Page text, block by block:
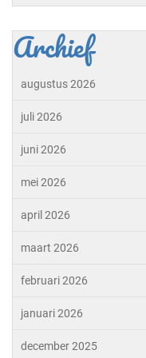
Archief
augustus 2026
juli 2026
juni 2026
mei 2026
april 2026
maart 2026
februari 2026
januari 2026
december 2025